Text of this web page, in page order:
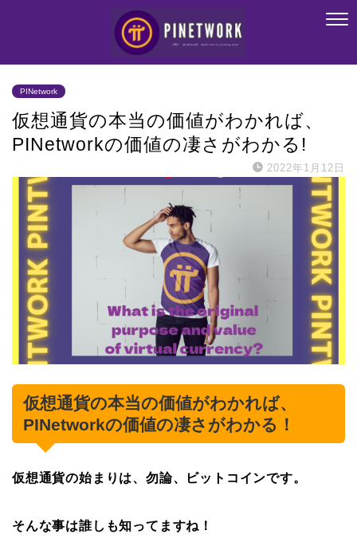
PINetwork
仮想通貨の本当の価値がわかれば、
PINetworkの価値の凄さがわかる!
2022年1月12日
仮想通貨の本当の価値がわかれば、
PINetworkの価値の凄さがわかる！
仮想通貨の始まりは、勿論、ビットコインです。
そんな事は誰しも知ってますね！